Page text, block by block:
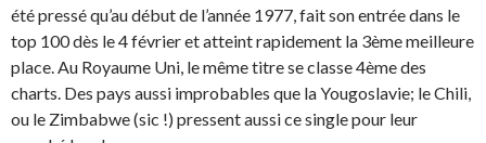
été pressé qu’au début de l’année 1977, fait son entrée dans le
top 100 dès le 4 février et atteint rapidement la 3ème meilleure
place. Au Royaume Uni, le même titre se classe 4ème des
charts. Des pays aussi improbables que la Yougoslavie; le Chili,
ou le Zimbabwe (sic !) pressent aussi ce single pour leur